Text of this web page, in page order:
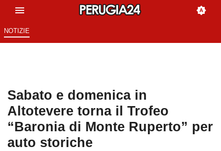
NOTIZIE
Sabato e domenica in
Altotevere torna il Trofeo
“Baronia di Monte Ruperto” per
auto storiche